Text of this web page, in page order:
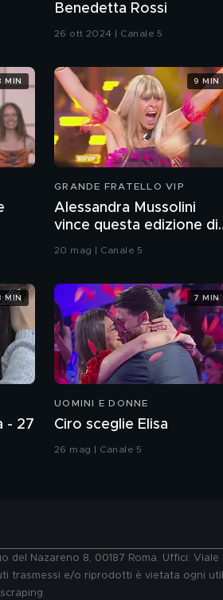
Benedetta Rossi
26 ott 2024 | Canale 5
MIN
GRANDE FRATELLO VIP
Alessandra Mussolini
vince questa edizione di
Grande Fratello VIP
20 mag | Canale 5
9 MIN
- 27
MIN
UOMINI E DONNE
Ciro sceglie Elisa
26 mag | Canale 5
7 MIN
del Nazareno 8, 00187 Roma. Uffici:
trasmessi e/o riprodotti è vietata ogni